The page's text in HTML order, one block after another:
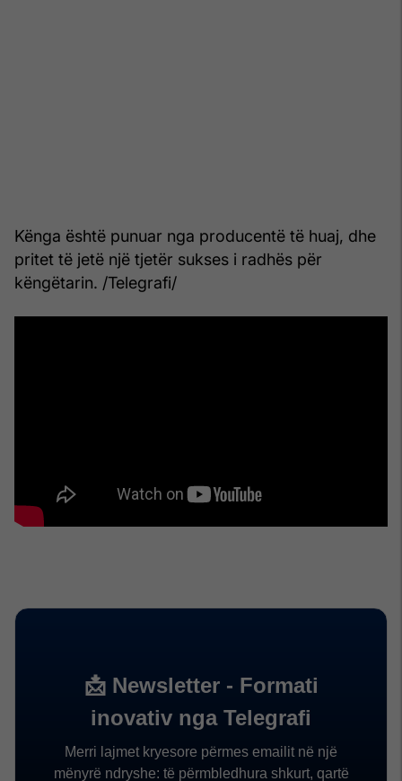
Kënga është punuar nga producentë të huaj, dhe
pritet të jetë një tjetër sukses i radhës për
këngëtarin. /Telegrafi/